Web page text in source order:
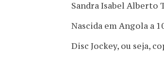
Sandra Isabel Alberto
Nascida em Angola a
Disc Jockey, ou seja,